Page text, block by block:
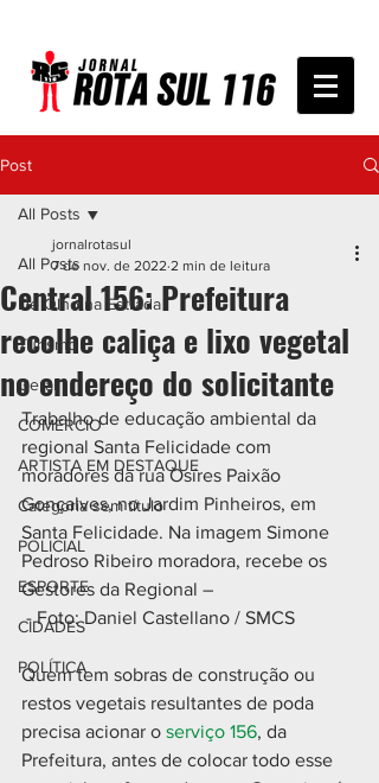
Post
All Posts
De Olho na Estrada
Turismo
Geral
COMÉRCIO
ARTISTA EM DESTAQUE
Categoria sem título
POLICIAL
ESPORTE
CIDADES
POLÍTICA
All Posts
Central 156: Prefeitura
recolhe caliça e lixo vegetal
no endereço do solicitante
jornalrotasul
7 de nov. de 2022 2 min de leitura
Trabalho de educação ambiental da
regional Santa Felicidade com
moradores da rua Osíres Paixão
Gonçalves, no Jardim Pinheiros, em
Santa Felicidade. Na imagem Simone
Pedroso Ribeiro moradora, recebe os
Gestores da Regional –
- Foto: Daniel Castellano / SMCS
Quem tem sobras de construção ou
restos vegetais resultantes de poda
precisa acionar o serviço 156, da
Prefeitura, antes de colocar todo esse